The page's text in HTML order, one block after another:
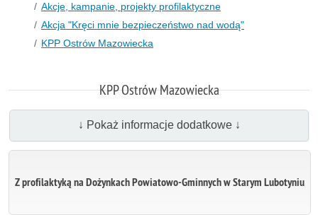
Akcje, kampanie, projekty profilaktyczne
Akcja "Kręci mnie bezpieczeństwo nad wodą"
KPP Ostrów Mazowiecka
KPP Ostrów Mazowiecka
↓ Pokaż informacje dodatkowe ↓
Z profilaktyką na Dożynkach Powiatowo-Gminnych w Starym Lubotyniu